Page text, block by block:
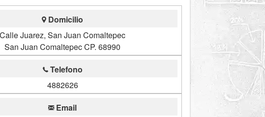
Domicilio
Calle Juarez, San Juan Comaltepec
San Juan Comaltepec CP. 68990
Telefono
4882626
Email